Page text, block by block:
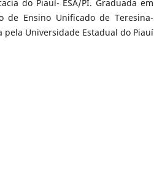
do Piauí- ESA/PI. Graduada em
de Ensino Unificado de Teresina-
pela Universidade Estadual do Piauí